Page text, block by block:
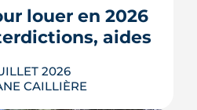
Garonne.
L'ARTICLE
louer en 2026
aides
2026
CAILLIÈRE